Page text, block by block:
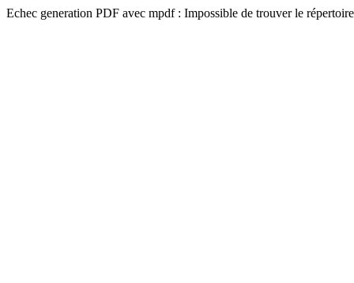
Echec generation PDF avec mpdf : Impossible de trouver le